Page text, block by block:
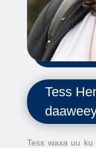
Tess
Tess waxa uu ku